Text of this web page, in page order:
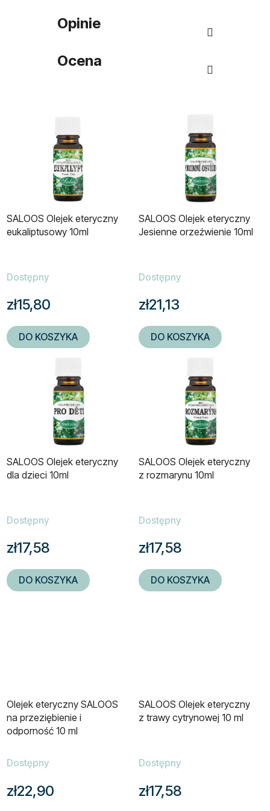
Opinie
Ocena
SALOOS Olejek eteryczny
eukaliptusowy 10ml
Dostępny
zł15,80
DO KOSZYKA
SALOOS Olejek eteryczny
Jesienne orzeźwienie 10ml
Dostępny
zł21,13
DO KOSZYKA
SALOOS Olejek eteryczny
dla dzieci 10ml
Dostępny
zł17,58
DO KOSZYKA
SALOOS Olejek eteryczny
z rozmarynu 10ml
Dostępny
zł17,58
DO KOSZYKA
Olejek eteryczny SALOOS
na przeziębienie i
odporność 10 ml
Dostępny
zł22,90
SALOOS Olejek eteryczny
z trawy cytrynowej 10 ml
Dostępny
zł17,58